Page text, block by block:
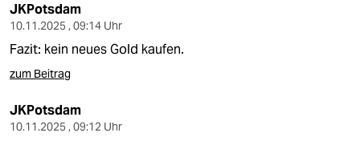
JKPotsdam
10.11.2025 , 09:14 Uhr
Fazit: kein neues Gold kaufen.
zum Beitrag
JKPotsdam
10.11.2025 , 09:12 Uhr